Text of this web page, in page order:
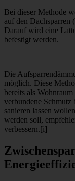
Bei dieser Methode
auf den Dachsparren
Darauf wird eine
befestigt werden.
Die
möglich. Diese
bereits als
verbundene Schmutz
sanieren lassen
werden soll,
verbessern.[i]